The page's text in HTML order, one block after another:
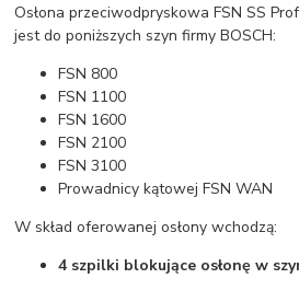
Osłona przeciwodpryskowa FSN SS
jest do poniższych szyn firmy BOSCH:
FSN 800
FSN 1100
FSN 1600
FSN 2100
FSN 3100
Prowadnicy kątowej FSN WAN
W skład oferowanej osłony wchodzą:
4 szpilki blokujące osłonę w